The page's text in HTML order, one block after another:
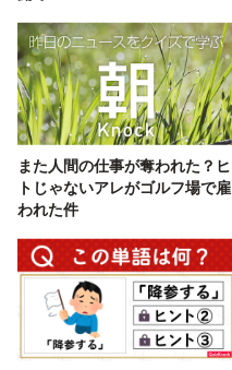
また人間の仕事が奪われた？ヒ
トじゃないアレがゴルフ場で雇
われた件